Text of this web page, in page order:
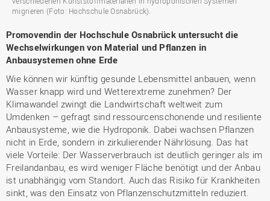
migrieren (Foto: Hochschule Osnabrück).
Promovendin der Hochschule Osnabrück untersucht die
Wechselwirkungen von Material und Pflanzen in
Anbausystemen ohne Erde
Wie können wir künftig gesunde Lebensmittel anbauen, wenn
Wasser knapp wird und Wetterextreme zunehmen? Der
Klimawandel zwingt die Landwirtschaft weltweit zum
Umdenken – gefragt sind ressourcenschonende und resiliente
Anbausysteme, wie die Hydroponik. Dabei wachsen Pflanzen
nicht in Erde, sondern in zirkulierender Nährlösung. Das hat
viele Vorteile: Der Wasserverbrauch ist deutlich geringer als im
Freilandanbau, es wird weniger Fläche benötigt und der Anbau
ist unabhängig vom Standort. Auch das Risiko für Krankheiten
sinkt, was den Einsatz von Pflanzenschutzmitteln reduziert.